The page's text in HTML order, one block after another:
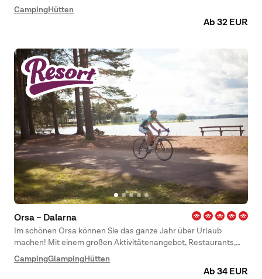
norrländische Küste und First Camp Nydala – Umeå, der das
ganze Jahr über für Sie geöffnet ist! Hier gibt es Unterkünfte
Camping Hütten
Ab 32 EUR
Orsa – Dalarna
Im schönen Orsa können Sie das ganze Jahr über Urlaub
machen! Mit einem großen Aktivitätenangebot, Restaurants,
Campingplatz, Hütten und Jugendherberge ist für jeden etwas
CampingGlamping Hütten
Ab 34 EUR